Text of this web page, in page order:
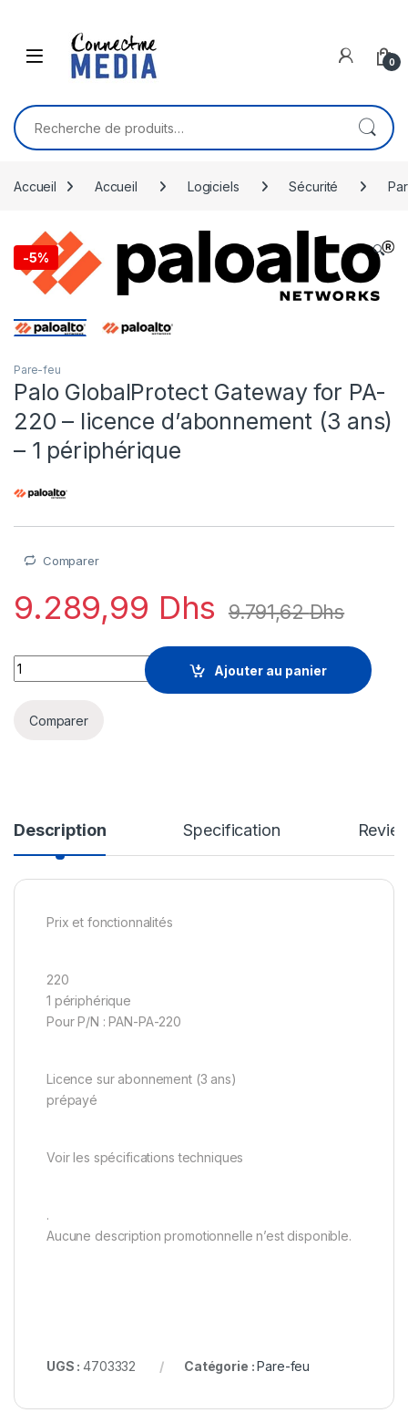
0
Recherche pour :
Accueil Accueil Logiciels Sécurité
-5% 🔍
Pare-feu
Palo GlobalProtect Gateway for PA-
220 – licence d’abonnement (3 ans)
– 1 périphérique
Comparer
9.289,99 Dhs 9.791,62Dhs
Palo GlobalProtect Gateway for PA-220 - licence
Ajouter au panier
Comparer
Description Specification
Prix et fonctionnalités
220
1 périphérique
Pour P/N : PAN-PA-220
Licence sur abonnement (3 ans)
prépayé
Voir les spécifications techniques
.
Aucune description promotionnelle n’est disponible.
UGS :4703332 Catégorie :Pare-feu